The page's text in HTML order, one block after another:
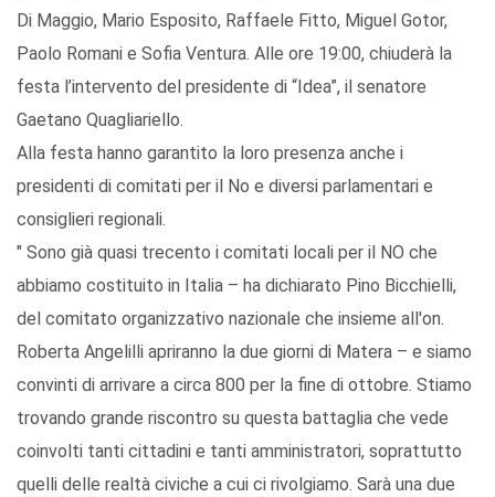
Di Maggio, Mario Esposito, Raffaele Fitto, Miguel Gotor,
Paolo Romani e Sofia Ventura. Alle ore 19:00, chiuderà la
festa l’intervento del presidente di “Idea”, il senatore
Gaetano Quagliariello.
Alla festa hanno garantito la loro presenza anche i
presidenti di comitati per il No e diversi parlamentari e
consiglieri regionali.
" Sono già quasi trecento i comitati locali per il NO che
abbiamo costituito in Italia – ha dichiarato Pino Bicchielli,
del comitato organizzativo nazionale che insieme all'on.
Roberta Angelilli apriranno la due giorni di Matera – e siamo
convinti di arrivare a circa 800 per la fine di ottobre. Stiamo
trovando grande riscontro su questa battaglia che vede
coinvolti tanti cittadini e tanti amministratori, soprattutto
quelli delle realtà civiche a cui ci rivolgiamo. Sarà una due